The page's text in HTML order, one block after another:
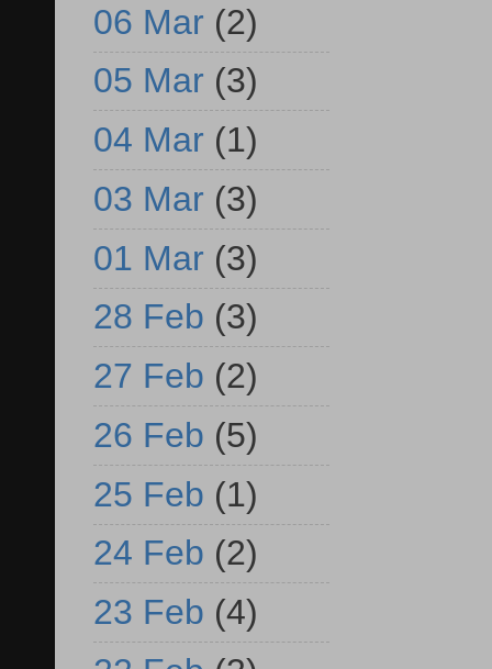
06 Mar (2)
05 Mar (3)
04 Mar (1)
03 Mar (3)
01 Mar (3)
28 Feb (3)
27 Feb (2)
26 Feb (5)
25 Feb (1)
24 Feb (2)
23 Feb (4)